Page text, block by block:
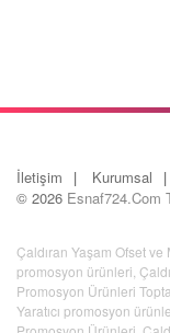
İletişim Kurumsal
© 2026 Esnaf724.Com
Çaldıran Yaşam Ofset
promosyon ürünleri
Promosyon Ürünleri
Yaratıcı promosyon